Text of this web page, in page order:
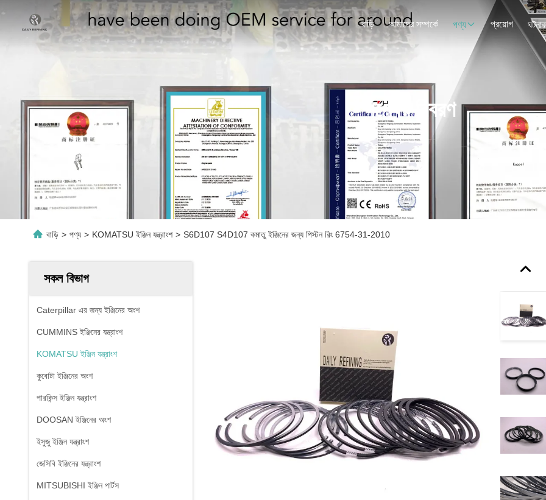
বাড়ি আমাদের সম্পর্কে পণ্য প্রয়োগ
পণ্যের বিবরণ
বাড়ি > পণ্য > KOMATSU ইঞ্জিন যন্ত্রাংশ > S6D107 S4D107 কমাতু ইঞ্জিনের জন্য পিস্টন রিং 6754-31-2010
সকল বিভাগ
Caterpillar এর জন্য ইঞ্জিনের অংশ
CUMMINS ইঞ্জিনের যন্ত্রাংশ
KOMATSU ইঞ্জিন যন্ত্রাংশ
কুবোটা ইঞ্জিনের অংশ
পারকিন্স ইঞ্জিন যন্ত্রাংশ
DOOSAN ইঞ্জিনের অংশ
ইসুজু ইঞ্জিন যন্ত্রাংশ
জেসিবি ইঞ্জিনের যন্ত্রাংশ
MITSUBISHI ইঞ্জিন পার্টস